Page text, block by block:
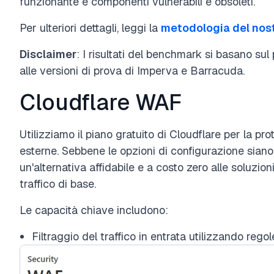
Per ulteriori dettagli, leggi la metodologia del
Disclaimer: I risultati del benchmark si basano
alle versioni di prova di Imperva e Barracuda.
Cloudflare WAF
Utilizziamo il piano gratuito di Cloudflare per la
esterne. Sebbene le opzioni di configurazione
un'alternativa affidabile e a costo zero alle
traffico di base.
Le capacità chiave includono:
Filtraggio del traffico in entrata utilizzando